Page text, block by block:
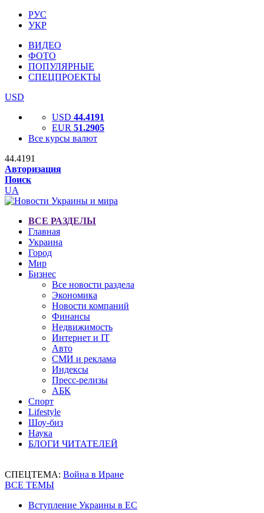
РУС
УКР
ВИДЕО
ФОТО
ПОПУЛЯРНЫЕ
СПЕЦПРОЕКТЫ
USD
USD 44.4191
EUR 51.2905
Все курсы валют
44.4191
Авторизация
Поиск
UA
ВСЕ РАЗДЕЛЫ
Главная
Украина
Город
Мир
Бизнес
Все новости раздела
Экономика
Новости компаний
Финансы
Недвижимость
Интернет и IT
Авто
СМИ и реклама
Индексы
Пресс-релизы
АБК
Спорт
Lifestyle
Шоу-биз
Наука
БЛОГИ ЧИТАТЕЛЕЙ
СПЕЦТЕМА: Война в Иране
ВСЕ ТЕМЫ
Вступление Украины в ЕС